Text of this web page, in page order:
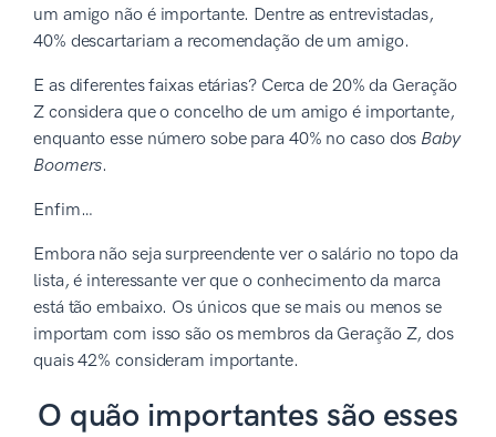
um amigo não é importante. Dentre as entrevistadas,
40% descartariam a recomendação de um amigo.
E as diferentes faixas etárias? Cerca de 20% da Geração
Z considera que o concelho de um amigo é importante,
enquanto esse número sobe para 40% no caso dos Baby
Boomers.
Enfim…
Embora não seja surpreendente ver o salário no topo da
lista, é interessante ver que o conhecimento da marca
está tão embaixo. Os únicos que se mais ou menos se
importam com isso são os membros da Geração Z, dos
quais 42% consideram importante.
O quão importantes são esses